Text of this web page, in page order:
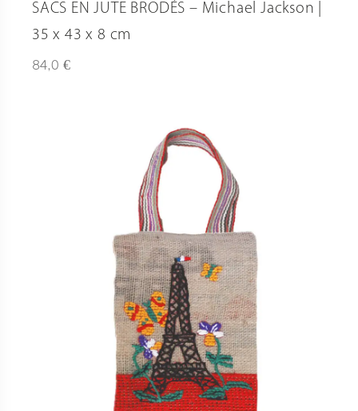
SACS EN JUTE BRODÉS – Michael Jackson |
35 x 43 x 8 cm
84,0 €